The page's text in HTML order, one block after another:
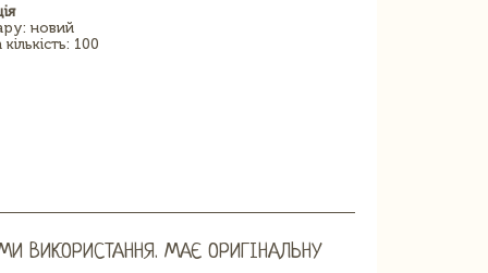
новий
100
ВИКОРИСТАННЯ. МАЄ ОРИГІНАЛЬНУ